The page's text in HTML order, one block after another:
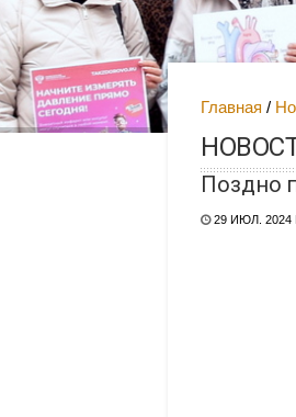
Главная
Поздно
29 ИЮЛ. 2024